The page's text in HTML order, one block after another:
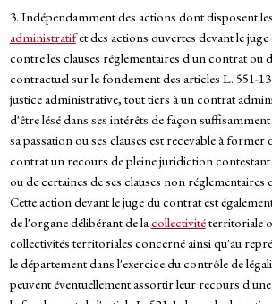
3. Indépendamment des actions dont disposent
administratifet des actions ouvertes devant le
contre les clauses réglementaires d'un contrat ou
contractuel sur le fondement des articles L. 551-
justice administrative, tout tiers à un contrat
d'être lésé dans ses intérêts de façon
sa passation ou ses clauses est recevable à former
contrat un recours de pleine juridiction
ou de certaines de ses clauses non réglementaires
Cette action devant le juge du contrat est
de l'organe délibérant de lacollectivitéterritoriale
collectivités territoriales concerné ainsi qu'au
le département dans l'exercice du contrôle de
peuvent éventuellement assortir leur recours